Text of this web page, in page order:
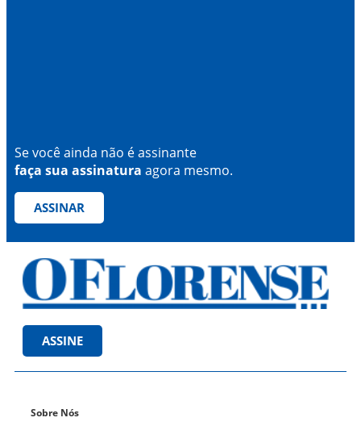
Se você ainda não é assinante
faça sua assinatura agora mesmo.
ASSINAR
ASSINE
Sobre Nós